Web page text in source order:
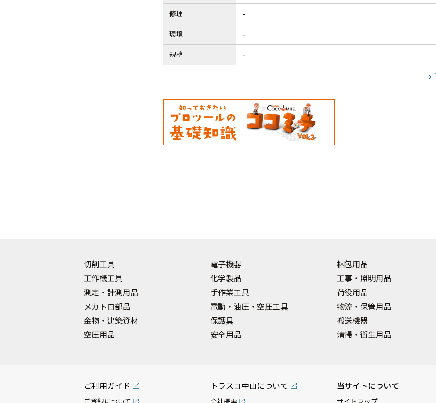
修理 -
環境 -
規格 -
切削工具
工作機工具
測定・計測用品
メカトロ部品
金物・建築資材
空圧用品
電子機器
化学製品
手作業工具
電動・油圧・空圧工具
保護具
安全用品
梱包用品
工事・照明用品
荷役用品
物流・保管用品
搬送機器
清掃・衛生用品
ご利用ガイド
ご登録について
トラスコ中山について
会社概要
当サイトについて
サイトマップ